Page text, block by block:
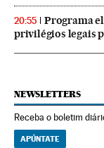
20:55
Programa
privilégios legais
NEWSLETTERS
Receba o boletim
APÚNTATE